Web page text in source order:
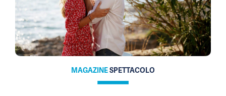
MAGAZINESPETTACOLO